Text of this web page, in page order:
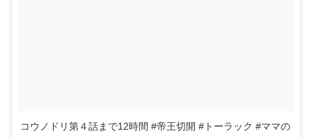
コウノドリ第４話まで12時間 #帝王切開 #トーラック #ママの